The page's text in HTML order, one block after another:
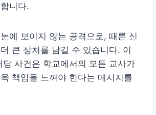
니다.
에 보이지 않는 공격으로, 때론 신
큰 상처를 남길 수 있습니다. 이
당 사건은 학교에서의 모든 교사가
책임을 느껴야 한다는 메시지를